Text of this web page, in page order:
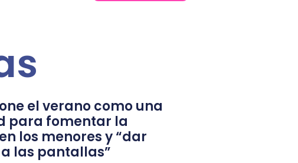
el verano como una
para fomentar la
los menores y “dar
las pantallas”